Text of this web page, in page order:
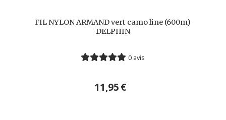
FIL NYLON ARMAND vert camo line (600m)
DELPHIN
0 avis
11,95€